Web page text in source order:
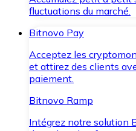
fluctuations du marché.
Bitnovo Pay
Acceptez les
et attirez des clients
paiement.
Bitnovo Ramp
Intégrez notre solution